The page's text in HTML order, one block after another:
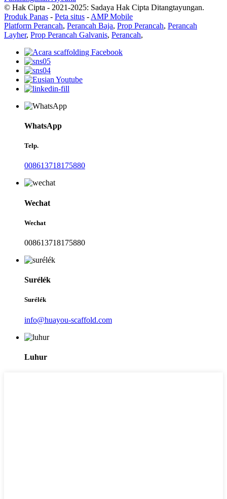
© Hak Cipta - 2021-2025: Sadaya Hak Cipta Ditangtayungan.
Produk Panas - Peta situs - AMP Mobile
Platform Perancah, Perancah Baja, Prop Perancah, Perancah
Layher, Prop Perancah Galvanis, Perancah,
WhatsApp
Telp.
008613718175880
Wechat
Wechat
008613718175880
Surélék
Surélék
info@huayou-scaffold.com
Luhur